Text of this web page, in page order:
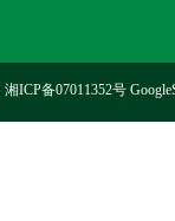
湘ICP备07011352号